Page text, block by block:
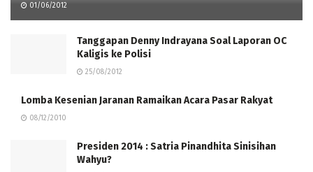
01/06/2012
Tanggapan Denny Indrayana Soal Laporan OC
Kaligis ke Polisi
25/08/2012
Lomba Kesenian Jaranan Ramaikan Acara Pasar Rakyat
08/12/2010
Presiden 2014 : Satria Pinandhita Sinisihan
Wahyu?